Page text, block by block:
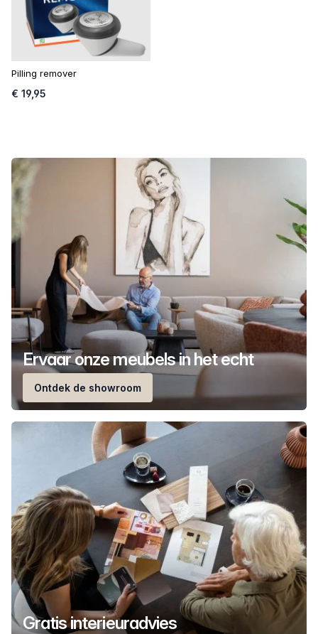
Pilling remover
€ 19,95
Ervaar onze meubels in het echt
Ontdek de showroom
Gratis interieuradvies